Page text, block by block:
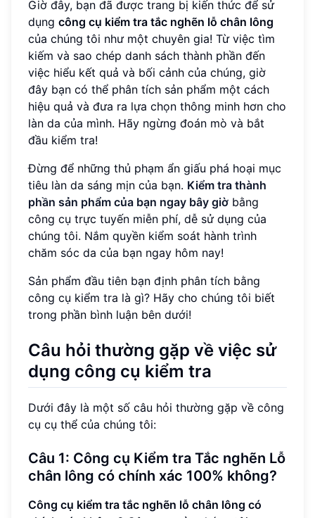
Giờ đây, bạn đã được trang bị kiến thức để sử
dụng công cụ kiểm tra tắc nghẽn lỗ chân lông
của chúng tôi như một chuyên gia! Từ việc tìm
kiếm và sao chép danh sách thành phần đến
việc hiểu kết quả và bối cảnh của chúng, giờ
đây bạn có thể phân tích sản phẩm một cách
hiệu quả và đưa ra lựa chọn thông minh hơn cho
làn da của mình. Hãy ngừng đoán mò và bắt
đầu kiểm tra!
Đừng để những thủ phạm ẩn giấu phá hoại mục
tiêu làn da sáng mịn của bạn. Kiểm tra thành
phần sản phẩm của bạn ngay bây giờ bằng
công cụ trực tuyến miễn phí, dễ sử dụng của
chúng tôi. Nắm quyền kiểm soát hành trình
chăm sóc da của bạn ngay hôm nay!
Sản phẩm đầu tiên bạn định phân tích bằng
công cụ kiểm tra là gì? Hãy cho chúng tôi biết
trong phần bình luận bên dưới!
Câu hỏi thường gặp về việc sử
dụng công cụ kiểm tra
Dưới đây là một số câu hỏi thường gặp về công
cụ cụ thể của chúng tôi:
Câu 1: Công cụ Kiểm tra Tắc nghẽn Lỗ
chân lông có chính xác 100% không?
Công cụ kiểm tra tắc nghẽn lỗ chân lông có